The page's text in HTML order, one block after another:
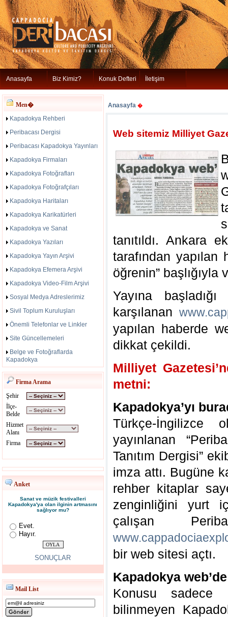
Anasayfa Biz Kimiz? Konuk Defteri İletişim
Men�
Kapadokya Rehberi
Peribacası Dergisi
Peribacası Kapadokya Yayınları
Kapadokya Firmaları
Kapadokya Fotoğrafları
Kapadokya Fotoğrafçıları
Kapadokya Haritaları
Kapadokya Karikatürleri
Kapadokya ve Sanat
Kapadokya Yazıları
Kapadokya Yayın Arşivi
Kapadokya Efemera Arşivi
Kapadokya Video-Film Arşivi
Sosyal Medya Adreslerimiz
Sivil Toplum Kuruluşları
Önemli Telefonlar ve Linkler
Site Güncellemeleri
Belge ve Fotoğraflarda
Kapadokya
Firma Arama
Şehir
İlçe-
Belde
Hizmet
Alanı
Firma
Anket
Sanat ve müzik festivalleri
Kapadokya'ya olan ilginin artmasını
sağlıyor mu?
Evet.
Hayır.
SONUÇLAR
Mail List
Anasayfa �
Web sitemiz Milliyet
tanıtıldı. Ankara
tarafından yapılan
öğrenin” başlığıyla
Yayına
karşılanan
yapılan haberde
dikkat çekildi.
Milliyet
metni:
Kapadokya’yı
Türkçe-İngilizce
yayınlanan
Tanıtım Dergisi”
imza attı. Bugüne
rehber kitaplar
zenginliğini yurt
çalışan
bir web sitesi açtı.
Kapadokya web’de
Konusu sadece
bilinmeyen